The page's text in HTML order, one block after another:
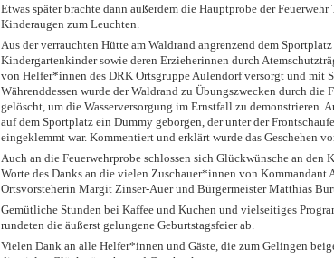
Etwas später brachte dann außerdem die Hauptprobe der Feuerwehr
Kinderaugen zum Leuchten.
Aus der verrauchten Hütte am Waldrand angrenzend dem
Kindergartenkinder sowie deren Erzieherinnen durch
von Helfer*innen des DRK Ortsgruppe Aulendorf versorgt und mit
Währenddessen wurde der Waldrand zu Übungszwecken durch die
gelöscht, um die Wasserversorgung im Ernstfall zu demonstrieren.
auf dem Sportplatz ein Dummy geborgen, der unter der
eingeklemmt war. Kommentiert und erklärt wurde das Geschehen
Auch an die Feuerwehrprobe schlossen sich Glückwünsche an den
Worte des Danks an die vielen Zuschauer*innen von Kommandant
Ortsvorsteherin Margit Zinser-Auer und Bürgermeister Matthias
Gemütliche Stunden bei Kaffee und Kuchen und vielseitiges
rundeten die äußerst gelungene Geburtstagsfeier ab.
Vielen Dank an alle Helfer*innen und Gäste, die zum Gelingen